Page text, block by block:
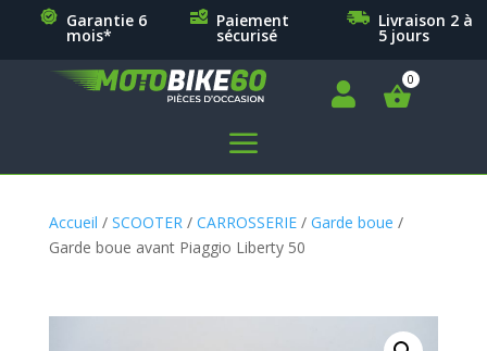
Garantie 6
mois*
Paiement
sécurisé
Livraison 2 à
5 jours

a
Accueil / SCOOTER / CARROSSERIE/ Garde boue /
Garde boue avant Piaggio Liberty 50